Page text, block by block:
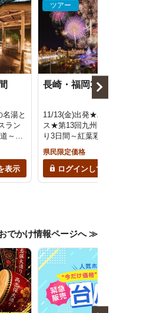
湯と
ラン
～洞
登別
表示
ツアー
長崎・福岡3日間
11/13(金)出発★ハウステンボ
ス★第13回九州一大花火まつ
り3日間～紅葉彩る名園と
22,000発の花火の祭典～＜ハ
ウステンボス1DAYパス付＞添
乗員同行・バスガイド同行
県民限定価格
ログインして価格を表示
でかけ情報ページへ ≫